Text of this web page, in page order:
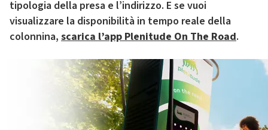
tipologia della presa e l’indirizzo. E se vuoi
visualizzare la disponibilità in tempo reale della
colonnina, scarica l’app Plenitude On The Road.